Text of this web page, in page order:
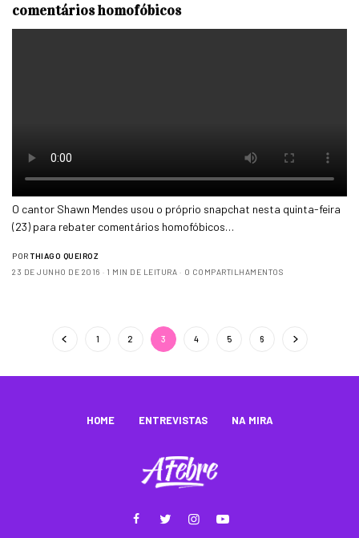
comentários homofóbicos
O cantor Shawn Mendes usou o próprio snapchat nesta quinta-feira
(23) para rebater comentários homofóbicos…
POR THIAGO QUEIROZ
23 DE JUNHO DE 2016
1 MIN DE LEITURA 0 COMPARTILHAMENTOS
1 2 3 4 5 6
HOME ENTREVISTAS NA MIRA